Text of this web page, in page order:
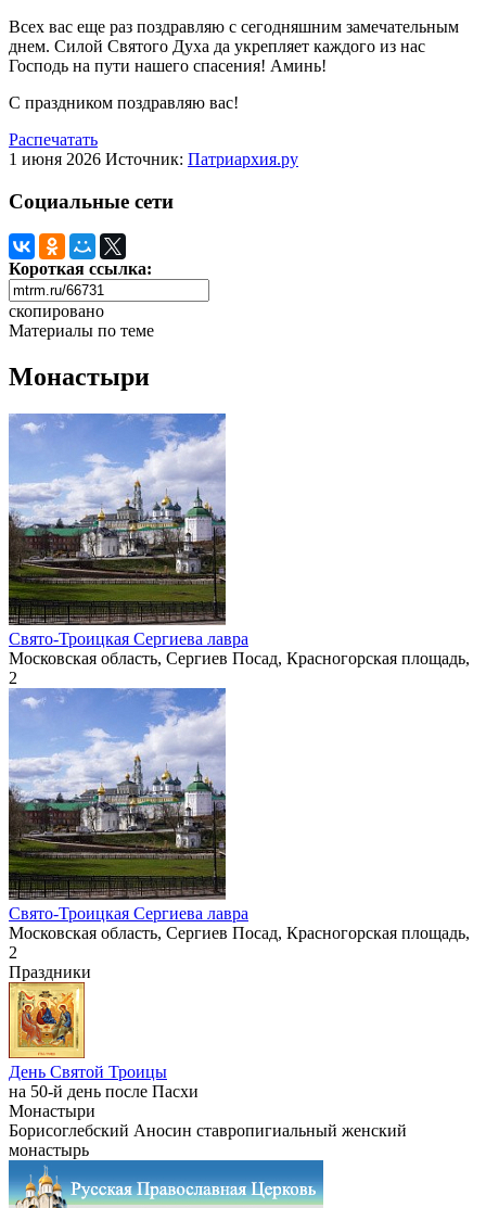
Всех вас еще раз поздравляю с сегодняшним замечательным
днем. Силой Святого Духа да укрепляет каждого из нас
Господь на пути нашего спасения! Аминь!
С праздником поздравляю вас!
Распечатать
1 июня 2026 Источник: Патриархия.ру
Социальные сети
Короткая ссылка:
скопировано
Материалы по теме
Монастыри
Свято-Троицкая Сергиева лавра
Московская область, Сергиев Посад, Красногорская площадь,
2
Свято-Троицкая Сергиева лавра
Московская область, Сергиев Посад, Красногорская площадь,
2
Праздники
День Святой Троицы
на 50-й день после Пасхи
Монастыри
Борисоглебский Аносин ставропигиальный женский
монастырь